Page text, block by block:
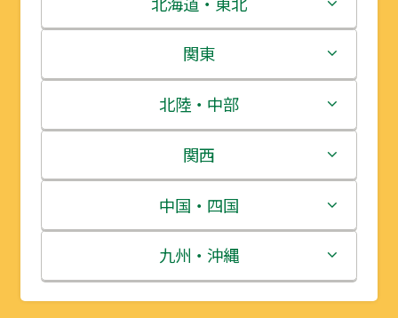
北海道
青森県
岩手県
宮城県
秋田県
山形県
関東
茨城県
栃木県
群馬県
埼玉県
千葉県
北陸・中部
新潟県
富山県
石川県
福井県
関西
三重県
滋賀県
京都府
中国・四国
鳥取県
島根県
九州・沖縄
福岡県